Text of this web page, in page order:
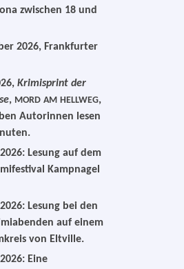
zwi­schen 18 und
2026, Frankfurter
Krimisprint der
, MORD AM HELLWEG,
Autorinnen lesen
Lesung auf dem
Kampnagel
Lesung bei den
auf einem
von Eltville.
Eine